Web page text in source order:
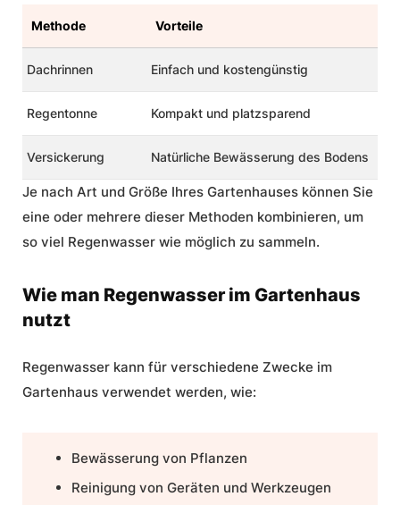
Methode Vorteile
Dachrinnen Einfach und kostengünstig
Regentonne Kompakt und platzsparend
Versickerung Natürliche Bewässerung des Bodens
Je nach Art und Größe Ihres Gartenhauses können Sie
eine oder mehrere dieser Methoden kombinieren, um
so viel Regenwasser wie möglich zu sammeln.
Wie man Regenwasser im Gartenhaus
nutzt
Regenwasser kann für verschiedene Zwecke im
Gartenhaus verwendet werden, wie:
Bewässerung von Pflanzen
Reinigung von Geräten und Werkzeugen